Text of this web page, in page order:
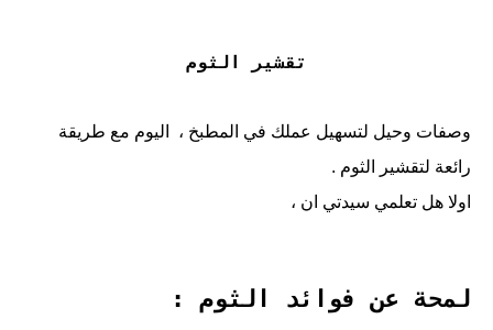
تقشير الثوم
وصفات وحيل لتسهيل عملك في المطبخ ، اليوم مع طريقة
رائعة لتقشير الثوم .
اولا هل تعلمي سيدتي ان ،
لمحة عن فوائد الثوم :